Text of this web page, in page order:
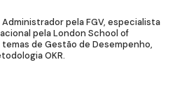
pela FGV, especialista
pela London School of
de Gestão de Desempenho,
OKR.